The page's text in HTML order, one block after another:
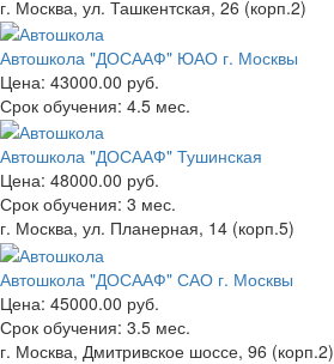
г. Москва, ул. Ташкентская, 26 (корп.2)
Автошкола "ДОСААФ" ЮАО г. Москвы
Цена: 43000.00 руб.
Срок обучения: 4.5 мес.
Автошкола "ДОСААФ" Тушинская
Цена: 48000.00 руб.
Срок обучения: 3 мес.
г. Москва, ул. Планерная, 14 (корп.5)
Автошкола "ДОСААФ" САО г. Москвы
Цена: 45000.00 руб.
Срок обучения: 3.5 мес.
г. Москва, Дмитривское шоссе, 96 (корп.2)